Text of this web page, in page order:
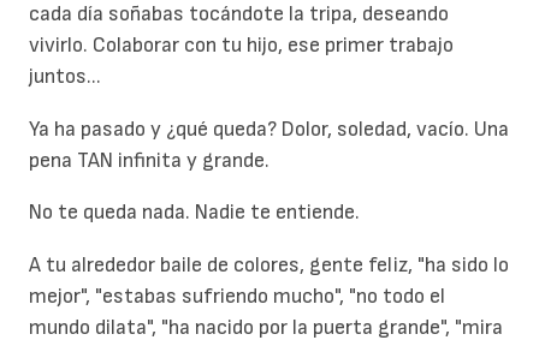
cada día soñabas tocándote la tripa, deseando
vivirlo. Colaborar con tu hijo, ese primer trabajo
juntos...
Ya ha pasado y ¿qué queda? Dolor, soledad, vacío. Una
pena TAN infinita y grande.
No te queda nada. Nadie te entiende.
A tu alrededor baile de colores, gente feliz, "ha sido lo
mejor", "estabas sufriendo mucho", "no todo el
mundo dilata", "ha nacido por la puerta grande", "mira